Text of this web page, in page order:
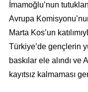
İmamoğlu’nun
Avrupa
Marta Kos’un
Türkiye’de gençlerin
baskılar ele alındı
kayıtsız kalmaması